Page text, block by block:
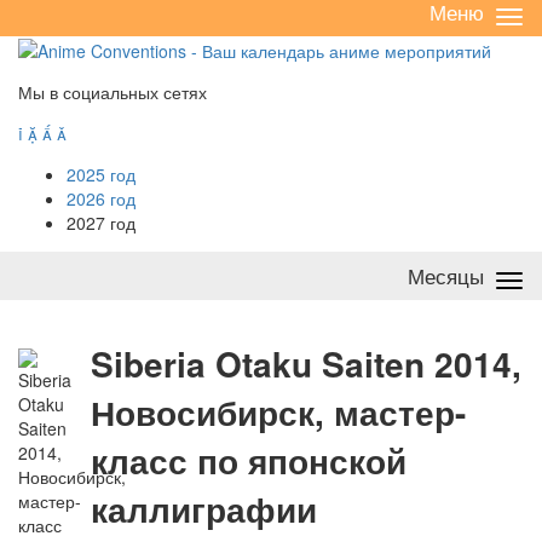
/
Меню
Мы в социальных сетях
   
2025 год
2026 год
2027 год
Месяцы
Siberia Otaku Saiten 2014,
Новосибирск, мастер-
класс по японской
каллиграфии